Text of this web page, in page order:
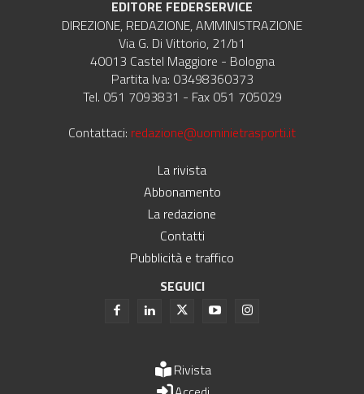
EDITORE FEDERSERVICE
DIREZIONE, REDAZIONE, AMMINISTRAZIONE
Via G. Di Vittorio, 21/b1
40013 Castel Maggiore - Bologna
Partita Iva: 03498360373
Tel. 051 7093831 - Fax 051 705029
Contattaci: redazione@uominietrasporti.it
La rivista
Abbonamento
La redazione
Contatti
Pubblicità e traffico
SEGUICI
Rivista